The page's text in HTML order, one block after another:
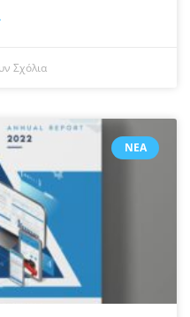
Σχόλια
ΝΈΑ